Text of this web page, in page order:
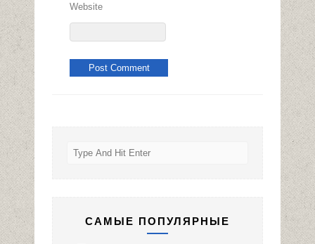
Website
САМЫЕ ПОПУЛЯРНЫЕ